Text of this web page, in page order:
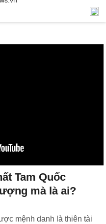
Tam Quốc
mà là ai?
mệnh danh là thiên tài